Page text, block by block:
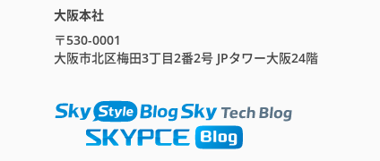
大阪本社
〒530-0001
大阪市北区梅田3丁目2番2号 JPタワー大阪24階